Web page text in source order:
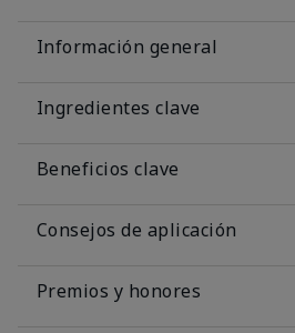
Información general
Ingredientes clave
Beneficios clave
Consejos de aplicación
Premios y honores